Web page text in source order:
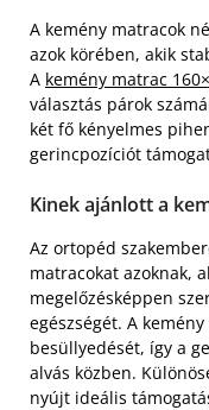
A kemény matracok
azok körében, akik
A kemény matrac
választás párok
két fő kényelmes
gerincpozíciót
Kinek ajánlott a
Az ortopéd
matracokat azoknak,
megelőzésképpen
egészségét. A
besüllyedését, így a
alvás közben.
nyújt ideális